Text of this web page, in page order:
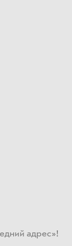
адрес»!